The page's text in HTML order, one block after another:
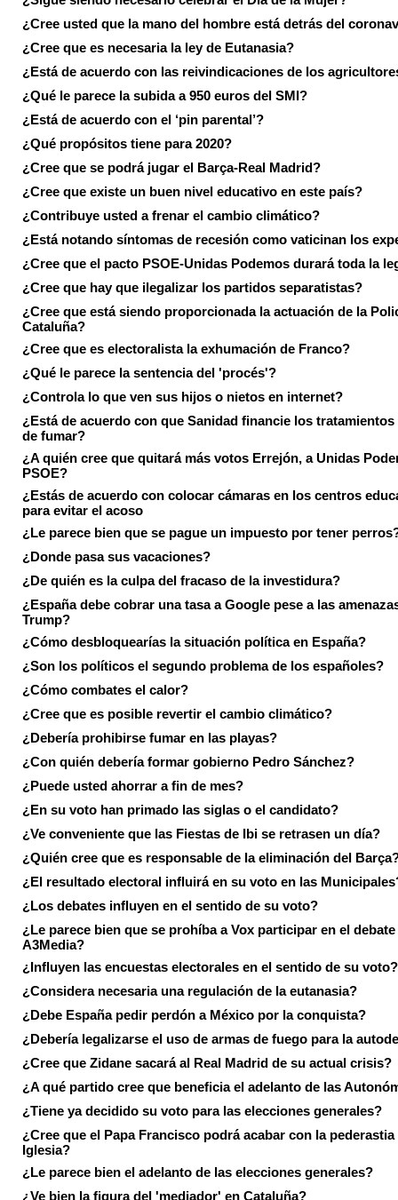
¿Cree usted que la mano del hombre está detrás del
¿Cree que es necesaria la ley de Eutanasia?
¿Está de acuerdo con las reivindicaciones de los
¿Qué le parece la subida a 950 euros del SMI?
¿Está de acuerdo con el ‘pin parental’?
¿Qué propósitos tiene para 2020?
¿Cree que se podrá jugar el Barça-Real Madrid?
¿Cree que existe un buen nivel educativo en este país?
¿Contribuye usted a frenar el cambio climático?
¿Está notando síntomas de recesión como vaticinan los
¿Cree que el pacto PSOE-Unidas Podemos durará toda la
¿Cree que hay que ilegalizar los partidos separatistas?
¿Cree que está siendo proporcionada la actuación de la
Cataluña?
¿Cree que es electoralista la exhumación de Franco?
¿Qué le parece la sentencia del 'procés'?
¿Controla lo que ven sus hijos o nietos en internet?
¿Está de acuerdo con que Sanidad financie los tratamientos
de fumar?
¿A quién cree que quitará más votos Errejón, a Unidas
PSOE?
¿Estás de acuerdo con colocar cámaras en los centros
para evitar el acoso
¿Le parece bien que se pague un impuesto por tener
¿Donde pasa sus vacaciones?
¿De quién es la culpa del fracaso de la investidura?
¿España debe cobrar una tasa a Google pese a las
Trump?
¿Cómo desbloquearías la situación política en España?
¿Son los políticos el segundo problema de los españoles?
¿Cómo combates el calor?
¿Cree que es posible revertir el cambio climático?
¿Debería prohibirse fumar en las playas?
¿Con quién debería formar gobierno Pedro Sánchez?
¿Puede usted ahorrar a fin de mes?
¿En su voto han primado las siglas o el candidato?
¿Ve conveniente que las Fiestas de Ibi se retrasen un día?
¿Quién cree que es responsable de la eliminación del
¿El resultado electoral influirá en su voto en las
¿Los debates influyen en el sentido de su voto?
¿Le parece bien que se prohíba a Vox participar en el debate
A3Media?
¿Influyen las encuestas electorales en el sentido de su voto?
¿Considera necesaria una regulación de la eutanasia?
¿Debe España pedir perdón a México por la conquista?
¿Debería legalizarse el uso de armas de fuego para la
¿Cree que Zidane sacará al Real Madrid de su actual crisis?
¿A qué partido cree que beneficia el adelanto de las
¿Tiene ya decidido su voto para las elecciones generales?
¿Cree que el Papa Francisco podrá acabar con la pederastia
Iglesia?
¿Le parece bien el adelanto de las elecciones generales?
¿Ve bien la figura del 'mediador' en Cataluña?